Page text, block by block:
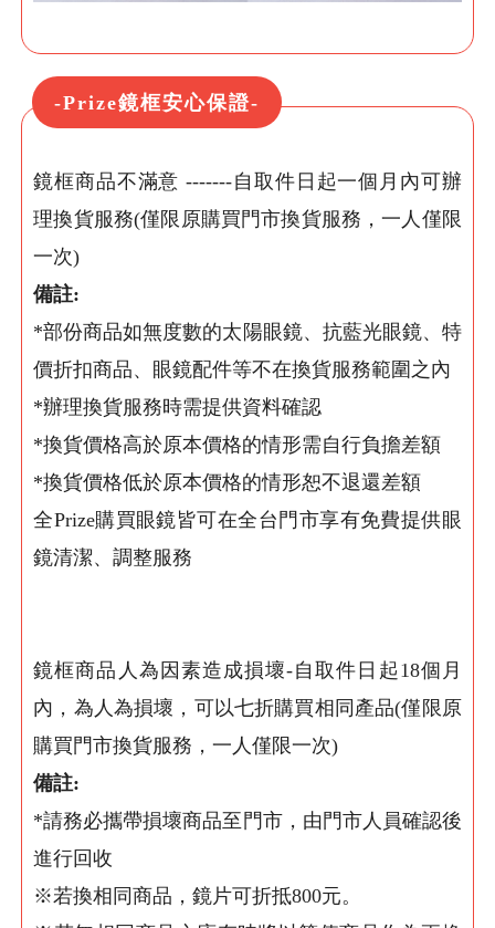
-Prize鏡框安心保證-
鏡框商品不滿意 -------自取件日起一個月內可辦
理換貨服務(僅限原購買門市換貨服務，一人僅限
一次)
備註:
*部份商品如無度數的太陽眼鏡、抗藍光眼鏡、特
價折扣商品、眼鏡配件等不在換貨服務範圍之內
*辦理換貨服務時需提供資料確認
*換貨價格高於原本價格的情形需自行負擔差額
*換貨價格低於原本價格的情形恕不退還差額
全Prize購買眼鏡皆可在全台門市享有免費提供眼
鏡清潔、調整服務
鏡框商品人為因素造成損壞-自取件日起18個月
內，為人為損壞，可以七折購買相同產品(僅限原
購買門市換貨服務，一人僅限一次)
備註:
*請務必攜帶損壞商品至門市，由門市人員確認後
進行回收
※若換相同商品，鏡片可折抵800元。